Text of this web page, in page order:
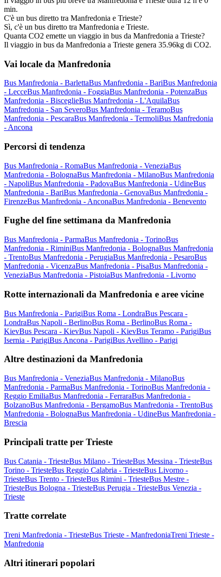
min.
C'è un bus diretto tra Manfredonia e Trieste?
Sì, c'è un bus diretto tra Manfredonia e Trieste.
Quanta CO2 emette un viaggio in bus da Manfredonia a Trieste?
Il viaggio in bus da Manfredonia a Trieste genera 35.96kg di CO2.
Vai locale da Manfredonia
Bus Manfredonia - BarlettaBus Manfredonia - BariBus Manfredonia
- LecceBus Manfredonia - FoggiaBus Manfredonia - PotenzaBus
Manfredonia - BisceglieBus Manfredonia - L'AquilaBus
Manfredonia - San SeveroBus Manfredonia - TeramoBus
Manfredonia - PescaraBus Manfredonia - TermoliBus Manfredonia
- Ancona
Percorsi di tendenza
Bus Manfredonia - RomaBus Manfredonia - VeneziaBus
Manfredonia - BolognaBus Manfredonia - MilanoBus Manfredonia
- NapoliBus Manfredonia - PadovaBus Manfredonia - UdineBus
Manfredonia - BariBus Manfredonia - GenovaBus Manfredonia -
FirenzeBus Manfredonia - AnconaBus Manfredonia - Benevento
Fughe del fine settimana da Manfredonia
Bus Manfredonia - ParmaBus Manfredonia - TorinoBus
Manfredonia - RiminiBus Manfredonia - BolognaBus Manfredonia
- TrentoBus Manfredonia - PerugiaBus Manfredonia - PesaroBus
Manfredonia - VicenzaBus Manfredonia - PisaBus Manfredonia -
VeneziaBus Manfredonia - PistoiaBus Manfredonia - Livorno
Rotte internazionali da Manfredonia e aree vicine
Bus Manfredonia - ParigiBus Roma - LondraBus Pescara -
LondraBus Napoli - BerlinoBus Roma - BerlinoBus Roma -
KievBus Pescara - KievBus Napoli - KievBus Teramo - ParigiBus
Isernia - ParigiBus Ancona - ParigiBus Avellino - Parigi
Altre destinazioni da Manfredonia
Bus Manfredonia - VeneziaBus Manfredonia - MilanoBus
Manfredonia - ParmaBus Manfredonia - TorinoBus Manfredonia -
Reggio EmiliaBus Manfredonia - FerraraBus Manfredonia -
BolzanoBus Manfredonia - BergamoBus Manfredonia - TrentoBus
Manfredonia - BolognaBus Manfredonia - UdineBus Manfredonia -
Brescia
Principali tratte per Trieste
Bus Catania - TriesteBus Milano - TriesteBus Messina - TriesteBus
Torino - TriesteBus Reggio Calabria - TriesteBus Livorno -
TriesteBus Trento - TriesteBus Rimini - TriesteBus Mestre -
TriesteBus Bologna - TriesteBus Perugia - TriesteBus Venezia -
Trieste
Tratte correlate
Treni Manfredonia - TriesteBus Trieste - ManfredoniaTreni Trieste -
Manfredonia
Altri itinerari popolari